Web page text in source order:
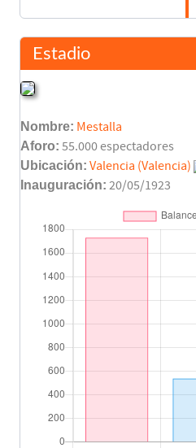
45'
Gabriel Paulista
Denís Chéryshev
66'
Estadio
Nombre: Mestalla
Aforo: 55.000 espectadores
Ubicación: Valencia (Valencia)
Inauguración: 20/05/1923